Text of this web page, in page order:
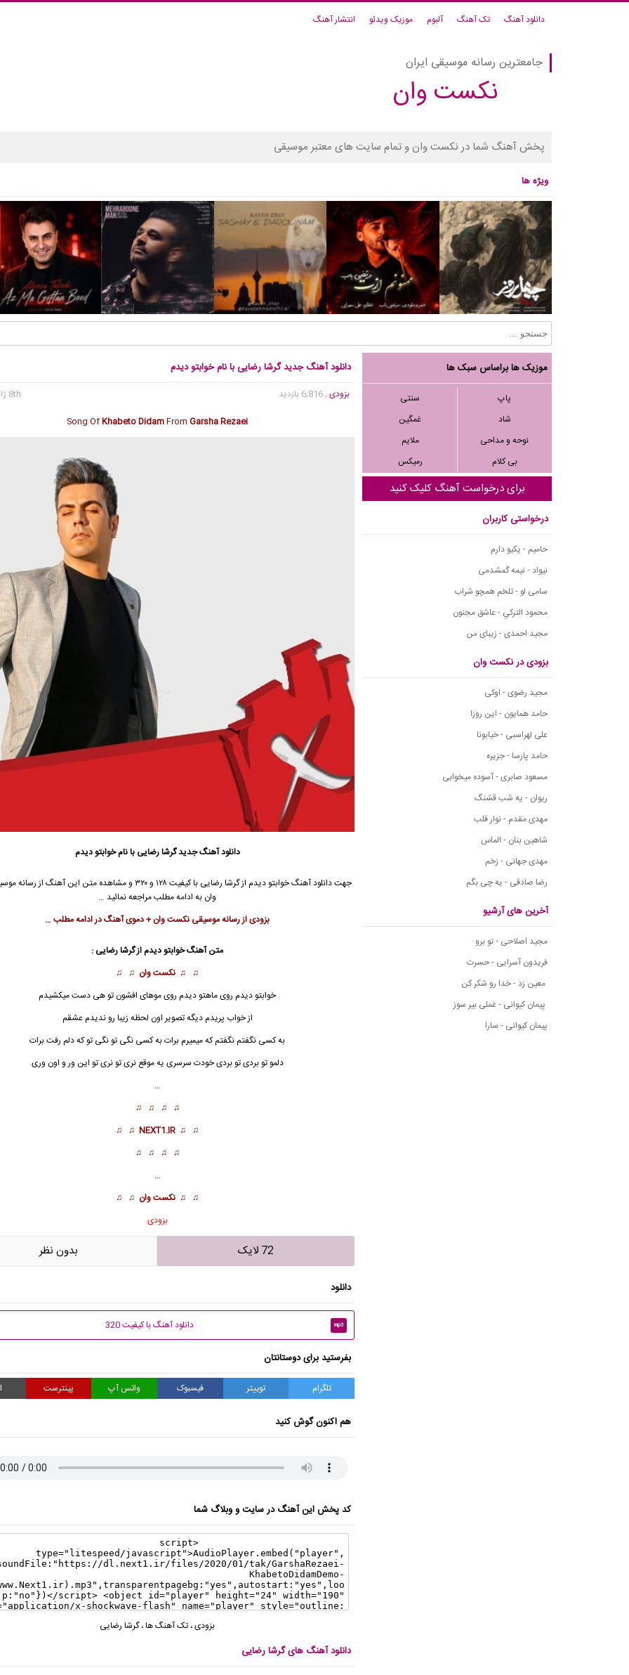
دانلود آهنگ تک آهنگ آلبوم موزیک ویدئو انتشار آهنگ
جامعترین رسانه موسیقی ایران
نکست وان
پخش آهنگ شما در نکست وان و تمام سایت های معتبر موسیقی
ویژه ها
موزیک ها براساس سبک ها
پاپ
سنتی
شاد
غمگین
نوحه و مداحی
ملایم
بی کلام
رمیکس
برای درخواست آهنگ کلیک کنید
درخواستی کاربران
حامیم - یکیو دارم
نیواد - نیمه گمشدمی
سامی لو - تلخم همچو شراب
محمود التركي - عاشق مجنون
مجید احمدی - زیبای من
بزودی در نکست وان
مجید رضوی - اوکی
حامد همایون - این روزا
علی لهراسبی - خیابونا
حامد پارسا - جزیره
مسعود صابری - آسوده میخوابی
ریوان - یه شب قشنگ
مهدی مقدم - نوار قلب
شاهین بنان - الماس
مهدی جهانی - زخم
رضا صادقی - یه چی بگم
آخرین های آرشیو
مجید اصلاحی - تو برو
فریدون آسرایی - حسرت
معین زد - خدا رو شکر کن
پیمان کیوانی - غملی بیر سوز
پیمان کیوانی - سارا
دانلود آهنگ جدید گرشا رضایی با نام خوابتو دیدم
بزودی, 6,816 بازدید
8th ژانویه 2020
Song OfKhabeto DidamFromGarsha Rezaei
دانلود آهنگ جدیدگرشا رضایی با نام خوابتو دیدم
جهت دانلود آهنگ خوابتو دیدم از گرشا رضایی با کیفیت ۱۲۸ و ۳۲۰ و مشاهده متن این
وان به ادامه مطلب مراجعه نمائید …
بزودی از رسانه موسیقی نکست وان + دموی آهنگ در ادامه مطلب …
متن آهنگ خوابتو دیدم از گرشا رضایی :
♫ ♫ نکست وان ♫ ♫
خوابتو دیدم روی ماهتو دیدم روی موهای افشون تو هی دست میکشیدم
از خواب پریدم دیگه تصویر اون لحظه زیبا رو ندیدم عشقم
به کسی نگفتم نگفتم که میمیرم برات به کسی نگی تو نگی تو که دلم رفت برات
دلمو تو بردی تو بردی خودت سرسری یه موقع نری تو نری تو این ور و اون وری
…
♫ ♫ ♫ ♫
♫ ♫
NEXT1.IR
♫ ♫
♫ ♫ ♫ ♫
…
♫ ♫ نکست وان ♫ ♫
بزودی
72 لایک بدون نظر
دانلود
mp3 دانلود آهنگ با کیفیت 320
بفرستید برای دوستانتان
تلگرام توییتر فیسبوک واتس آپ پینترست
هم اکنون گوش کنید
کد پخش این آهنگ در سایت و وبلاگ شما
بزودی، تک آهنگ ها،گرشا رضایی
دانلود آهنگ های گرشا رضایی